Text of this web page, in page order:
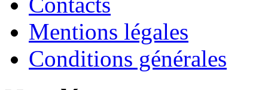
Mentions légales
Conditions générales